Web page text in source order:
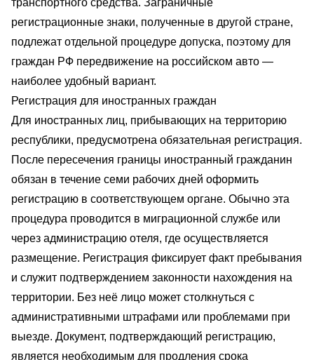
транспортного средства. Заграничные
регистрационные знаки, полученные в другой стране,
подлежат отдельной процедуре допуска, поэтому для
граждан РФ передвижение на российском авто —
наиболее удобный вариант.
Регистрация для иностранных граждан
Для иностранных лиц, прибывающих на территорию
республики, предусмотрена обязательная регистрация.
После пересечения границы иностранный гражданин
обязан в течение семи рабочих дней оформить
регистрацию в соответствующем органе. Обычно эта
процедура проводится в миграционной службе или
через администрацию отеля, где осуществляется
размещение. Регистрация фиксирует факт пребывания
и служит подтверждением законности нахождения на
территории. Без неё лицо может столкнуться с
административными штрафами или проблемами при
выезде. Документ, подтверждающий регистрацию,
является необходимым для продления срока